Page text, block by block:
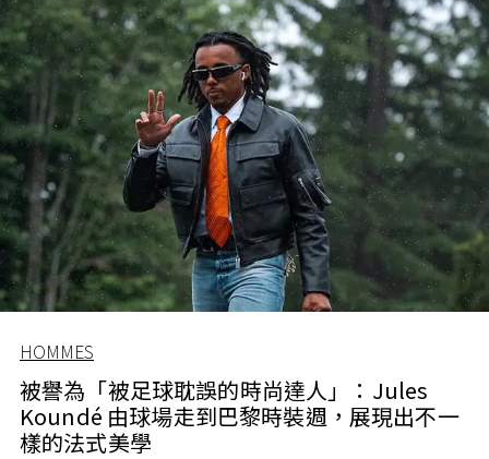
HOMMES
被譽為「被足球耽誤的時尚達人」：Jules
Koundé 由球場走到巴黎時裝週，展現出不一
樣的法式美學